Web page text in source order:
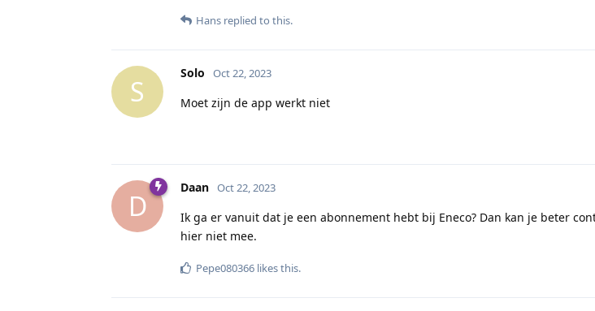
Hans replied to this.
S
Solo Oct 22, 2023
Moet zijn de app werkt niet
D
Daan Oct 22, 2023
Ik ga er vanuit dat je een abonnement hebt bij Eneco? Dan kan je beter
hier niet mee.
Pepe080366 likes this.